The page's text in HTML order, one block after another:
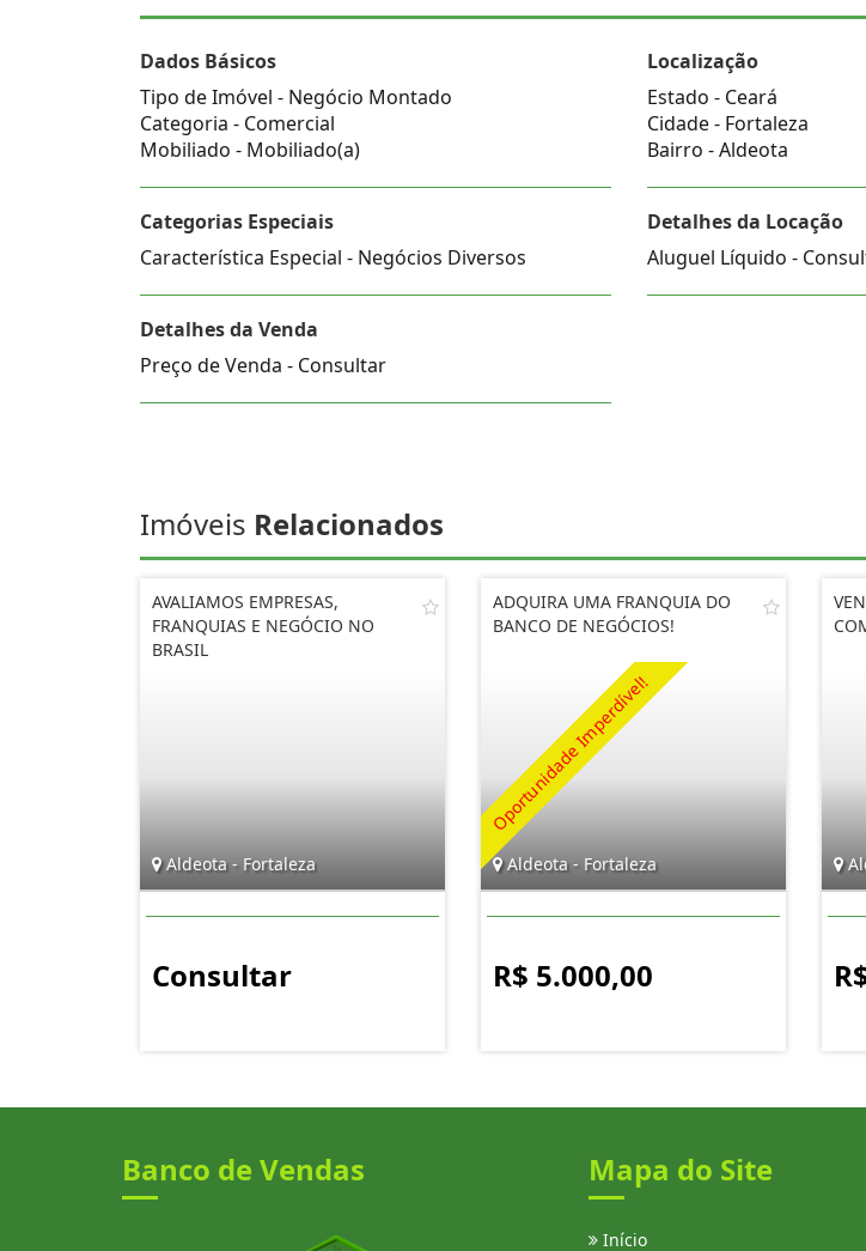
Dados Básicos
Tipo de Imóvel - Negócio Montado
Categoria - Comercial
Mobiliado - Mobiliado(a)
Categorias Especiais
Característica Especial - Negócios Diversos
Detalhes da Venda
Preço de Venda - Consultar
Localização
Estado - Ceará
Cidade - Fortaleza
Bairro -Aldeota
Detalhes da Locação
Aluguel Líquido -
Imóveis Relacionados
AVALIAMOS EMPRESAS,
FRANQUIAS E NEGÓCIO NO
BRASIL
Aldeota - Fortaleza
Consultar
ADQUIRA UMA FRANQUIA DO
BANCO DE NEGÓCIOS!
Aldeota - Fortaleza
R$ 5.000,00
Banco de Vendas Mapa do Site
Início